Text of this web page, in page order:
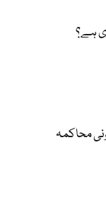
محاکمہ